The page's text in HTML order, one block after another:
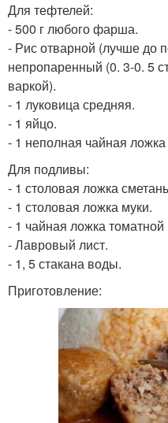
Для тефтелей:
- 500 г любого фарша.
- Рис отварной (лучше до
непропаренный (0. 3-0. 5
варкой).
- 1 луковица средняя.
- 1 яйцо.
- 1 неполная чайная ложка
Для подливы:
- 1 столовая ложка
- 1 столовая ложка муки.
- 1 чайная ложка томатной
- Лавровый лист.
- 1, 5 стакана воды.
Приготовление: